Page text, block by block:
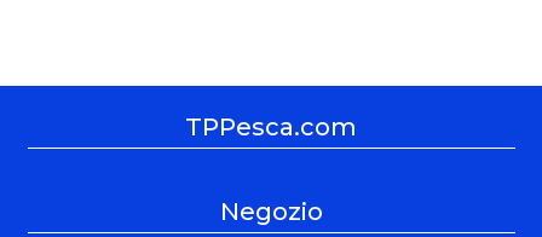
TPPesca.com
Negozio